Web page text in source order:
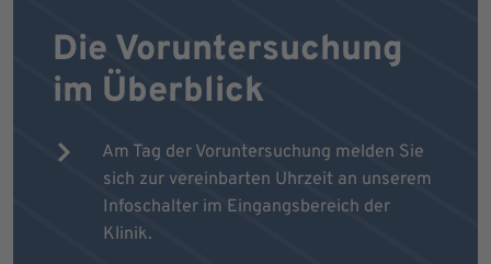
Die Voruntersuchung
im Überblick
Am Tag der Voruntersuchung melden Sie
sich zur vereinbarten Uhrzeit an unserem
Infoschalter im Eingangsbereich der
Klinik.